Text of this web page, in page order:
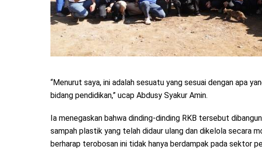
“Menurut saya, ini adalah sesuatu yang sesuai dengan apa
bidang pendidikan,” ucap Abdusy Syakur Amin.
Ia menegaskan bahwa dinding-dinding RKB tersebut
sampah plastik yang telah didaur ulang dan dikelola secara
berharap terobosan ini tidak hanya berdampak pada sektor